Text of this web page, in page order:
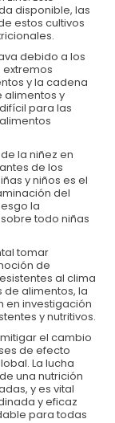
disponible, las
estos cultivos
debido a los
extremos
y la cadena
alimentos y
para las
la niñez en
de los
y niños es el
del
la
todo niñas
tomar
de
al clima
alimentos, la
en investigación
y nutritivos.
el cambio
de efecto
La lucha
una nutrición
y es vital
y eficaz
para todas